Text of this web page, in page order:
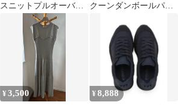
スニットプルオーバ
ー ブルー 美品
クーンダンボールパン
¥3,500 ¥8,888